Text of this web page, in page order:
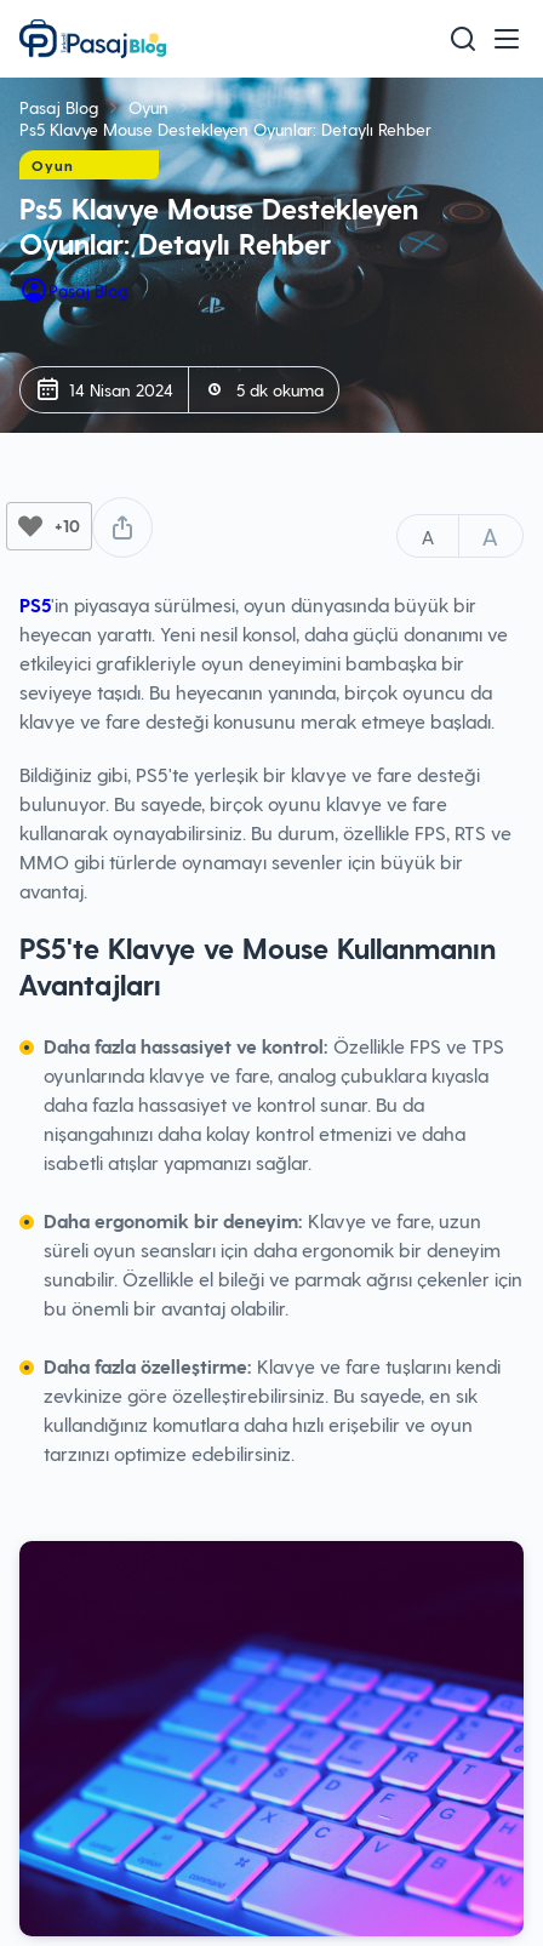
Teknoloji
Mobil
Oyun
Sağlık & Bakım
Ev & Yaşam
Akıllı Ev
Eğitim
Pasaj Blog
Oyun
Ps5 Klavye Mouse Destekleyen Oyunlar: Detaylı Rehber
Oyun
Ps5 Klavye Mouse Destekleyen
Oyunlar: Detaylı Rehber
Pasaj Blog
14 Nisan 2024 5 dk okuma
+10 A A
PS5'in piyasaya sürülmesi, oyun dünyasında büyük bir
heyecan yarattı. Yeni nesil konsol, daha güçlü donanımı ve
etkileyici grafikleriyle oyun deneyimini bambaşka bir
seviyeye taşıdı. Bu heyecanın yanında, birçok oyuncu da
klavye ve fare desteği konusunu merak etmeye başladı.
Bildiğiniz gibi, PS5'te yerleşik bir klavye ve fare desteği
bulunuyor. Bu sayede, birçok oyunu klavye ve fare
kullanarak oynayabilirsiniz. Bu durum, özellikle FPS, RTS ve
MMO gibi türlerde oynamayı sevenler için büyük bir
avantaj.
PS5'te Klavye ve Mouse Kullanmanın
Avantajları
Daha fazla hassasiyet ve kontrol: Özellikle FPS ve TPS
oyunlarında klavye ve fare, analog çubuklara kıyasla
daha fazla hassasiyet ve kontrol sunar. Bu da
nişangahınızı daha kolay kontrol etmenizi ve daha
isabetli atışlar yapmanızı sağlar.
Daha ergonomik bir deneyim: Klavye ve fare, uzun
süreli oyun seansları için daha ergonomik bir deneyim
sunabilir. Özellikle el bileği ve parmak ağrısı çekenler için
bu önemli bir avantaj olabilir.
Daha fazla özelleştirme: Klavye ve fare tuşlarını kendi
zevkinize göre özelleştirebilirsiniz. Bu sayede, en sık
kullandığınız komutlara daha hızlı erişebilir ve oyun
tarzınızı optimize edebilirsiniz.